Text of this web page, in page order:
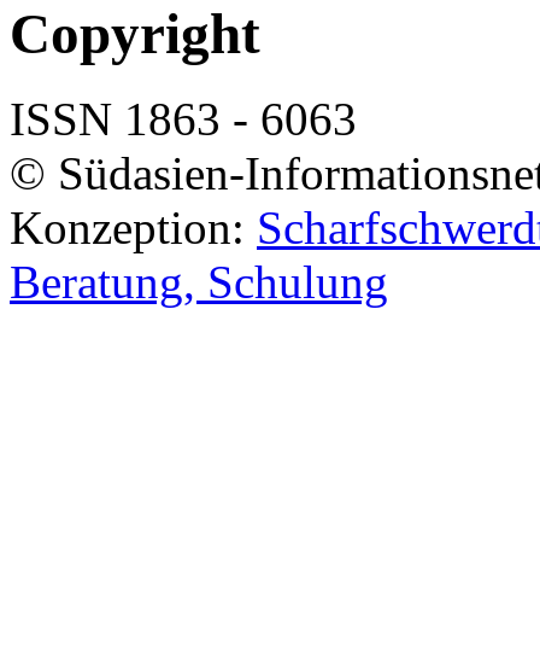
Copyright
ISSN 1863 - 6063
© Südasien-
Konzeption:
Beratung, Schulung